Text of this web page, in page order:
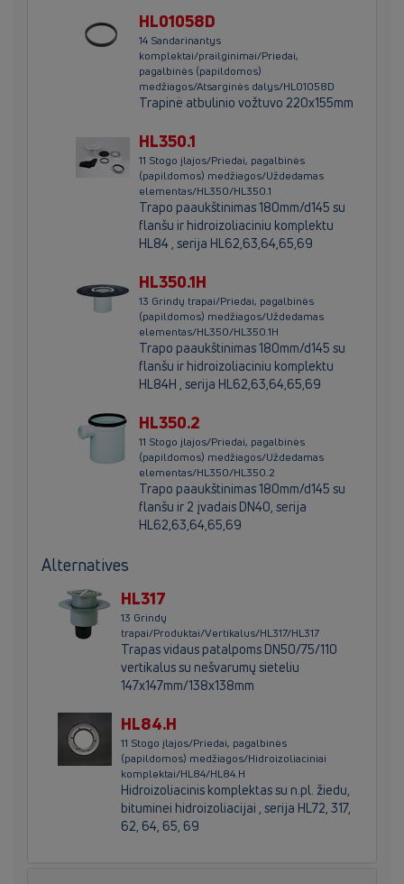
HL01058D
14 Sandarinantys
komplektai/prailginimai/Priedai,
pagalbinės (papildomos)
medžiagos/Atsarginės dalys/HL01058D
Trapinė atbulinio vožtuvo 220x155mm
HL350.1
11 Stogo įlajos/Priedai, pagalbinės
(papildomos) medžiagos/Uždedamas
elementas/HL350/HL350.1
Trapo paaukštinimas 180mm/d145 su
flanšu ir hidroizoliaciniu komplektu
HL84 , serija HL62,63,64,65,69
HL350.1H
13 Grindų trapai/Priedai, pagalbinės
(papildomos) medžiagos/Uždedamas
elementas/HL350/HL350.1H
Trapo paaukštinimas 180mm/d145 su
flanšu ir hidroizoliaciniu komplektu
HL84H , serija HL62,63,64,65,69
HL350.2
11 Stogo įlajos/Priedai, pagalbinės
(papildomos) medžiagos/Uždedamas
elementas/HL350/HL350.2
Trapo paaukštinimas 180mm/d145 su
flanšu ir 2 įvadais DN40, serija
HL62,63,64,65,69
Alternatives
HL317
13 Grindų
trapai/Produktai/Vertikalus/HL317/HL317
Trapas vidaus patalpoms DN50/75/110
vertikalus su nešvarumų sieteliu
147x147mm/138x138mm
HL84.H
11 Stogo įlajos/Priedai, pagalbinės
(papildomos) medžiagos/Hidroizoliaciniai
komplektai/HL84/HL84.H
Hidroizoliacinis komplektas su n.pl. žiedu,
bituminei hidroizoliacijai , serija HL72, 317,
62, 64, 65, 69